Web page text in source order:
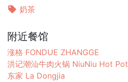
奶茶
附近餐馆
涨格 FONDUE ZHANGGE
洪记潮汕牛肉火锅 NiuNiu Hot Pot
东家 La Dongjia